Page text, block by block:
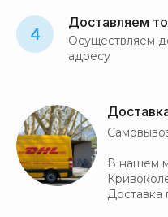
4
Доставляем
Осуществляем
адресу
В нашем